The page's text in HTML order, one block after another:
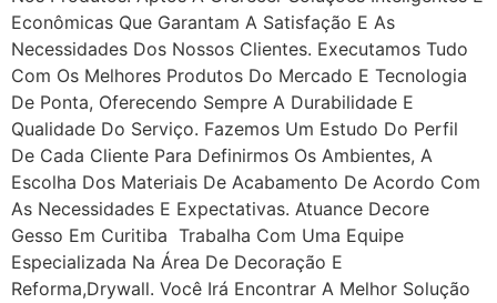
Econômicas Que Garantam A Satisfação E As
Necessidades Dos Nossos Clientes. Executamos Tudo
Com Os Melhores Produtos Do Mercado E Tecnologia
De Ponta, Oferecendo Sempre A Durabilidade E
Qualidade Do Serviço. Fazemos Um Estudo Do Perfil
De Cada Cliente Para Definirmos Os Ambientes, A
Escolha Dos Materiais De Acabamento De Acordo Com
As Necessidades E Expectativas. Atuance Decore
Gesso Em Curitiba Trabalha Com Uma Equipe
Especializada Na Área De Decoração E
Reforma,drywall. Você Irá Encontrar A Melhor Solução